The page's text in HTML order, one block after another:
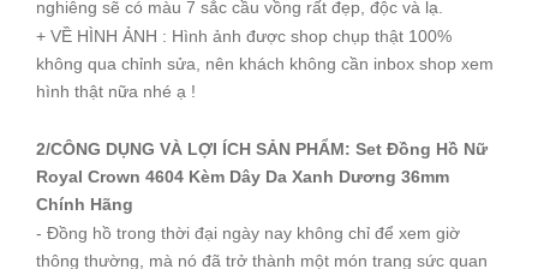
nghiêng sẽ có màu 7 sắc cầu vồng rất đẹp, độc và lạ.
+ VỀ HÌNH ẢNH : Hình ảnh được shop chụp thật 100%
không qua chỉnh sửa, nên khách không cần inbox shop xem
hình thật nữa nhé ạ !
2/CÔNG DỤNG VÀ LỢI ÍCH SẢN PHẨM: Set Đồng Hồ Nữ
Royal Crown 4604 Kèm Dây Da Xanh Dương 36mm
Chính Hãng
- Đồng hồ trong thời đại ngày nay không chỉ để xem giờ
thông thường, mà nó đã trở thành một món trang sức quan